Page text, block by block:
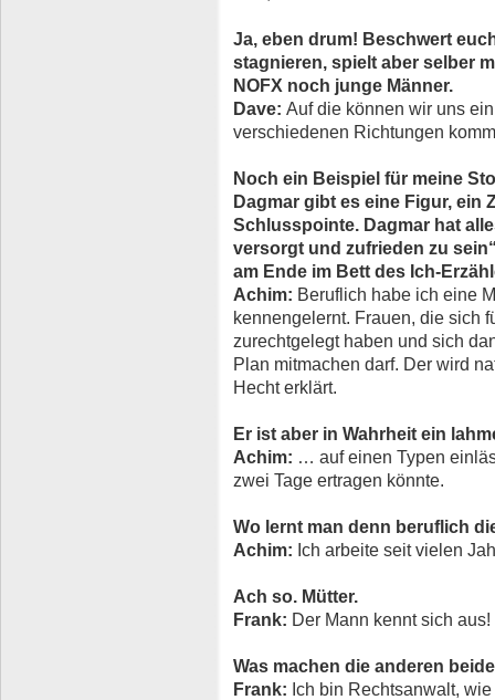
Ja, eben drum! Beschwert
stagnieren, spielt aber selber
NOFX noch junge Männer.
Dave: Auf die können wir uns
verschiedenen Richtungen
Noch ein Beispiel für meine
Dagmar gibt es eine Figur, ein
Schlusspointe. Dagmar hat
versorgt und zufrieden zu
am Ende im Bett des Ich-
Achim: Beruflich habe ich eine
kennengelernt. Frauen, die sich
zurechtgelegt haben und sich
Plan mitmachen darf. Der wird
Hecht erklärt.
Er ist aber in Wahrheit ein
Achim: … auf einen Typen
zwei Tage ertragen könnte.
Wo lernt man denn beruflich
Achim: Ich arbeite seit vielen
Ach so. Mütter.
Frank: Der Mann kennt sich
Was machen die anderen
Frank: Ich bin Rechtsanwalt,